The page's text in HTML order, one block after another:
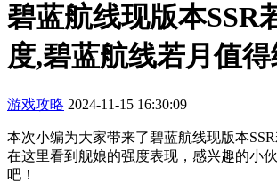
碧蓝航线现版本SSR
度,碧蓝航线若月值
游戏攻略 2024-11-15 16:30:09
本次小编为大家带来了碧蓝航线现版本SSR
在这里看到舰娘的强度表现，感兴趣的小
吧！